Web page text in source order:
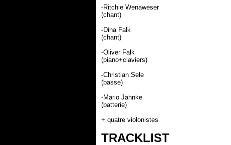
-Ritchie Wenaweser
(chant)
-Dina Falk
(chant)
-Oliver Falk
(piano+claviers)
-Christian Sele
(basse)
-Mario Jahnke
(batterie)
+ quatre violonistes
TRACKLIST